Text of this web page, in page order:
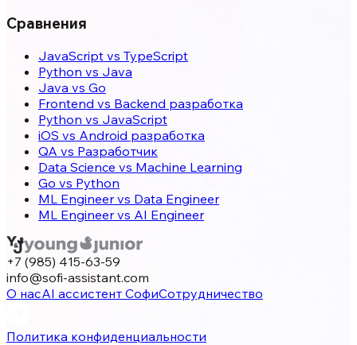
Сравнения
JavaScript vs TypeScript
Python vs Java
Java vs Go
Frontend vs Backend разработка
Python vs JavaScript
iOS vs Android разработка
QA vs Разработчик
Data Science vs Machine Learning
Go vs Python
ML Engineer vs Data Engineer
ML Engineer vs AI Engineer
+7 (985) 415-63-59
info@sofi-assistant.com
О насAI ассистент СофиСотрудничество
Политика конфиденциальности